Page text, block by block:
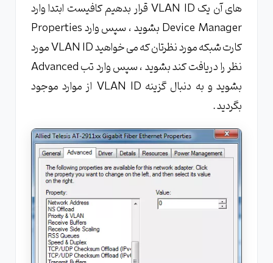
های آن یک VLAN ID قرار بدهیم کافیست ابتدا وارد
Device Manager بشوید ، سپس وارد Properties
کارت شبکه مورد نظرتان که می خواهید VLAN ID مورد
نظر را دریافت کند بشوید ، سپس وارد تب Advanced
بشوید و به دنبال گزینه VLAN ID از موارد موجود
بگردید .